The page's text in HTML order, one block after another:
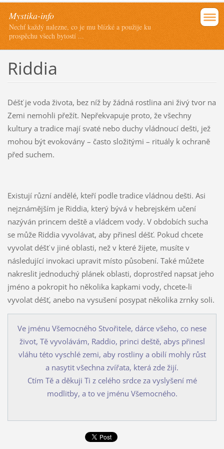
Mystika-info
Nechť každý nalezne, co je mu blízké a použije ku
prospěchu všech bytostí ...
Riddia
Déšť je voda života, bez níž by žádná rostlina ani živý tvor na
Zemi nemohli přežít. Nepřekvapuje proto, že všechny
kultury a tradice mají svaté nebo duchy vládnoucí dešti, jež
mohou být evokovány – často složitými – rituály k ochraně
před suchem.
Existují různí andělé, kteří podle tradice vládnou dešti. Asi
nejznámějším je Riddia, který bývá v hebrejském učení
nazýván princem deště a vládcem vody. V obdobích sucha
se může Riddia vyvolávat, aby přinesl déšť. Pokud chcete
vyvolat déšť v jiné oblasti, než v které žijete, musíte v
následující invokaci upravit místo působení. Také můžete
nakreslit jednoduchý plánek oblasti, doprostřed napsat jeho
jméno a pokropit ho několika kapkami vody, chcete-li
vyvolat déšť, anebo na vysušení posypat několika zrnky soli.
Ve jménu Všemocného Stvořitele, dárce všeho, co nese
život, Tě vyvolávám, Raddio, princi deště, abys přinesl
vláhu této vyschlé zemi, aby rostliny a obilí mohly růst
a nasytit všechna zvířata, která zde žijí.
Ctím Tě a děkuji Ti z celého srdce za vyslyšení mé
modlitby, a to ve jménu Všemocného.